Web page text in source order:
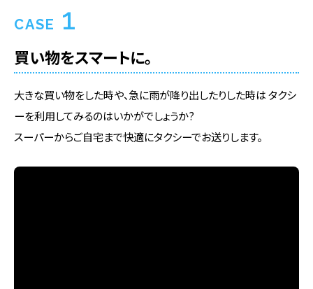
CASE 1
買い物をスマートに。
大きな買い物をした時や、急に雨が降り出したりした時は タクシ
ーを利用してみるのはいかがでしょうか?
スーパーからご自宅まで快適にタクシーでお送りします。